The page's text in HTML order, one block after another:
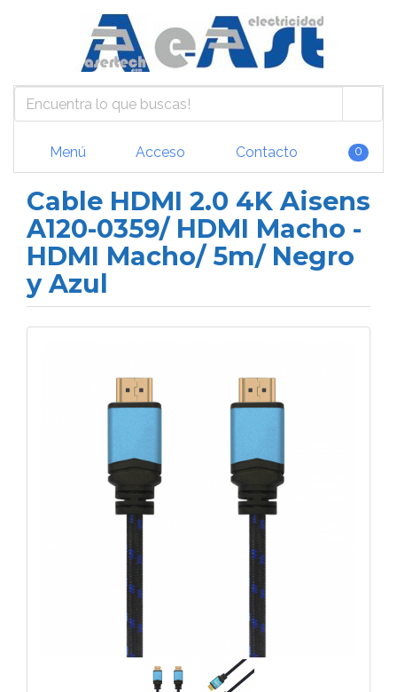
Menú Acceso Contacto 0
Cable HDMI 2.0 4K Aisens
A120-0359/ HDMI Macho -
HDMI Macho/ 5m/ Negro
y Azul